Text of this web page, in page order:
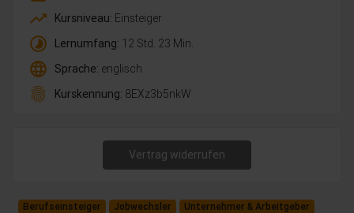
trending_up Kursniveau: Einsteiger
timelapse Lernumfang: 12 Std. 23 Min.
language Sprache: englisch
fingerprint Kurskennung: 8EXz3b5nkW
Vertrag widerrufen
Berufseinsteiger Jobwechsler
Unternehmer & Arbeitgeber